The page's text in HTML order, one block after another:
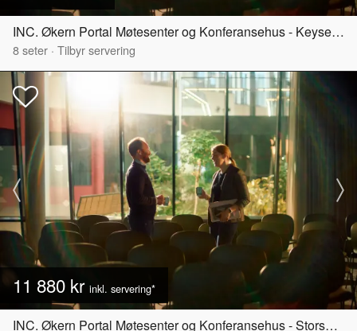
INC. Økern Portal Møtesenter og Konferansehus - Keyserløkka
8seter · Tilbyr servering
11 880 kr inkl. servering*
INC. Økern Portal Møtesenter og Konferansehus - Storsalen